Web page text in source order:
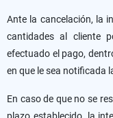
Ante la cancelación, la
cantidades al cliente
efectuado el pago,
en que le sea notificada
En caso de que no se